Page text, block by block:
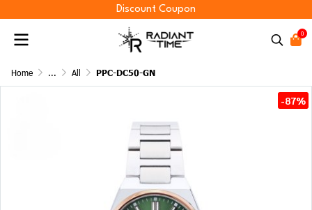
Discount Coupon
0
Home ... All PPC-DC50-GN
-87%